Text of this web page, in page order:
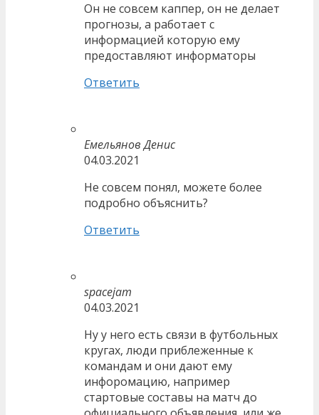
Он не совсем каппер, он не делает
прогнозы, а работает с
информацией которую ему
предоставляют информаторы
Ответить
Емельянов Денис
04.03.2021
Не совсем понял, можете более
подробно объяснить?
Ответить
spacejam
04.03.2021
Ну у него есть связи в футбольных
кругах, люди приблеженные к
командам и они дают ему
инфоромацию, например
стартовые составы на матч до